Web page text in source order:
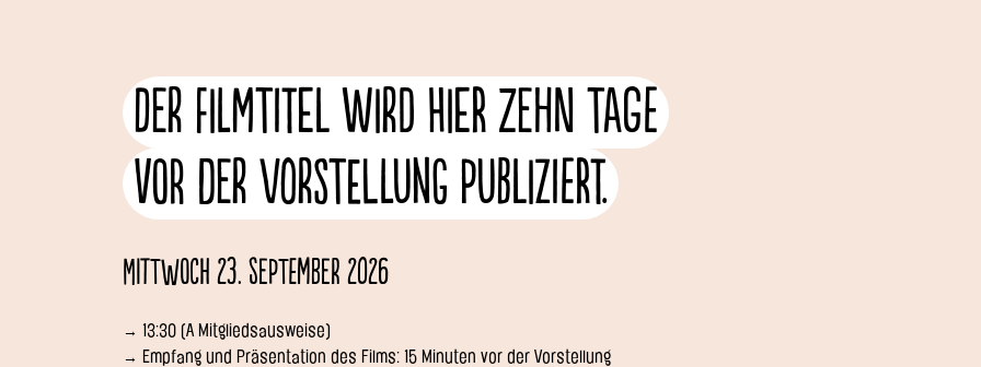
Der Filmtitel wird hier zehn Tage
vor der Vorstellung publiziert.
Mittwoch 23. September 2026
→ 13:30 (A Mitgliedsausweise)
→ Empfang und Präsentation des Films: 15 Minuten vor der Vorstellung